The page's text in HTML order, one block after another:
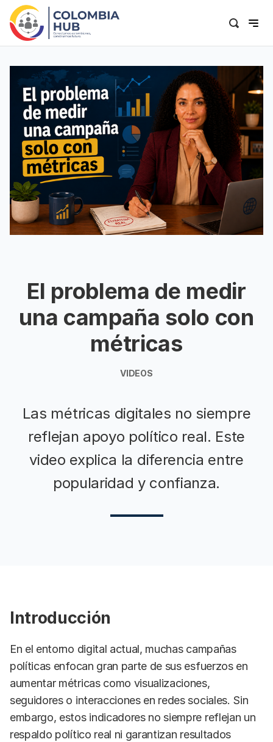
El problema de medir
una campaña solo con
métricas
VIDEOS
Las métricas digitales no siempre
reflejan apoyo político real. Este
video explica la diferencia entre
popularidad y confianza.
Introducción
En el entorno digital actual, muchas campañas
políticas enfocan gran parte de sus esfuerzos en
aumentar métricas como visualizaciones,
seguidores o interacciones en redes sociales. Sin
embargo, estos indicadores no siempre reflejan un
respaldo político real ni garantizan resultados